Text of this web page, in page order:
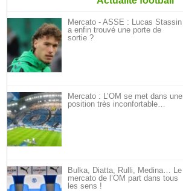
Mercato - ASSE : Lucas Stassin
a enfin trouvé une porte de
sortie ?
Mercato : L’OM se met dans une
position très inconfortable…
Bulka, Diatta, Rulli, Medina… Le
mercato de l’OM part dans tous
les sens !